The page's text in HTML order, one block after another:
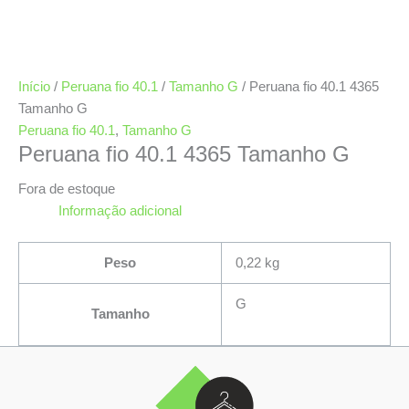
Início / Peruana fio 40.1 / Tamanho G / Peruana fio 40.1 4365
Tamanho G
Peruana fio 40.1 , Tamanho G
Peruana fio 40.1 4365 Tamanho G
Fora de estoque
Informação adicional
Peso 0,22 kg
Tamanho
G